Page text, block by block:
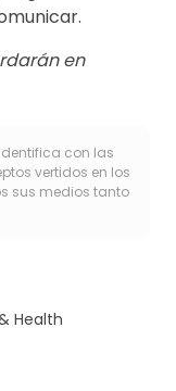
en
con las
vertidos en los
sus medios tanto
Health